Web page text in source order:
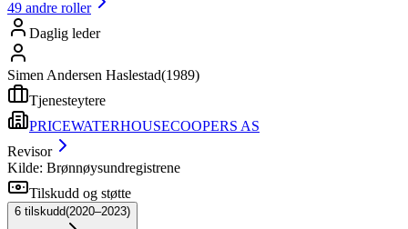
49 andre roller
Daglig leder
Simen Andersen Haslestad(1989)
Tjenesteytere
PRICEWATERHOUSECOOPERS AS
Revisor
Kilde: Brønnøysundregistrene
Tilskudd og støtte
6 tilskudd(2020–2023)